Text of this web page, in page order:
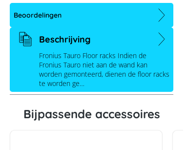
Beoordelingen
Beschrijving
Fronius Tauro Floor racks Indien de
Fronius Tauro niet aan de wand kan
worden gemonteerd, dienen de floor racks
te worden ge…
Bijpassende accessoires